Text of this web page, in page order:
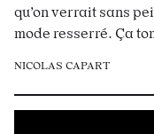
qu’on verrait sans
mode resserré. Ça
NICOLAS CAPART